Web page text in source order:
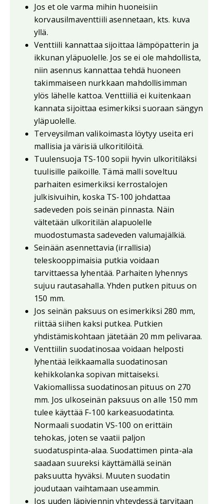
Jos et ole varma mihin huoneisiin
korvausilmaventtiili asennetaan, kts. kuva
yllä.
Venttiili kannattaa sijoittaa lämpöpatterin ja
ikkunan yläpuolelle. Jos se ei ole mahdollista,
niin asennus kannattaa tehdä huoneen
takimmaiseen nurkkaan mahdollisimman
ylös lähelle kattoa. Venttiiliä ei kuitenkaan
kannata sijoittaa esimerkiksi suoraan sängyn
yläpuolelle.
Terveysilman valikoimasta löytyy useita eri
mallisia ja värisiä ulkoritilöitä.
Tuulensuoja TS-100 sopii hyvin ulkoritiläksi
tuulisille paikoille. Tämä malli soveltuu
parhaiten esimerkiksi kerrostalojen
julkisivuihin, koska TS-100 johdattaa
sadeveden pois seinän pinnasta. Näin
vältetään ulkoritilän alapuolelle
muodostumasta sadeveden valumajälkiä.
Seinään asennettavia (irrallisia)
teleskooppimaisia putkia voidaan
tarvittaessa lyhentää. Parhaiten lyhennys
sujuu rautasahalla. Yhden putken pituus on
150 mm.
Jos seinän paksuus on esimerkiksi 280 mm,
riittää siihen kaksi putkea. Putkien
yhdistämiskohtaan jätetään 20 mm pelivaraa.
Venttiilin suodatinosaa voidaan helposti
lyhentää leikkaamalla suodatinosan
kehikkolanka sopivan mittaiseksi.
Vakiomallissa suodatinosan pituus on 270
mm. Jos ulkoseinän paksuus on alle 150 mm
tulee käyttää F-100 karkeasuodatinta.
Normaali suodatin VS-100 on erittäin
tehokas, joten se vaatii paljon
suodatuspinta-alaa. Suodattimen pinta-ala
saadaan suureksi käyttämällä seinän
paksuutta hyväksi. Muuten suodatin
joudutaan vaihtamaan useammin.
Jos uuden läpiviennin yhteydessä tarvitaan